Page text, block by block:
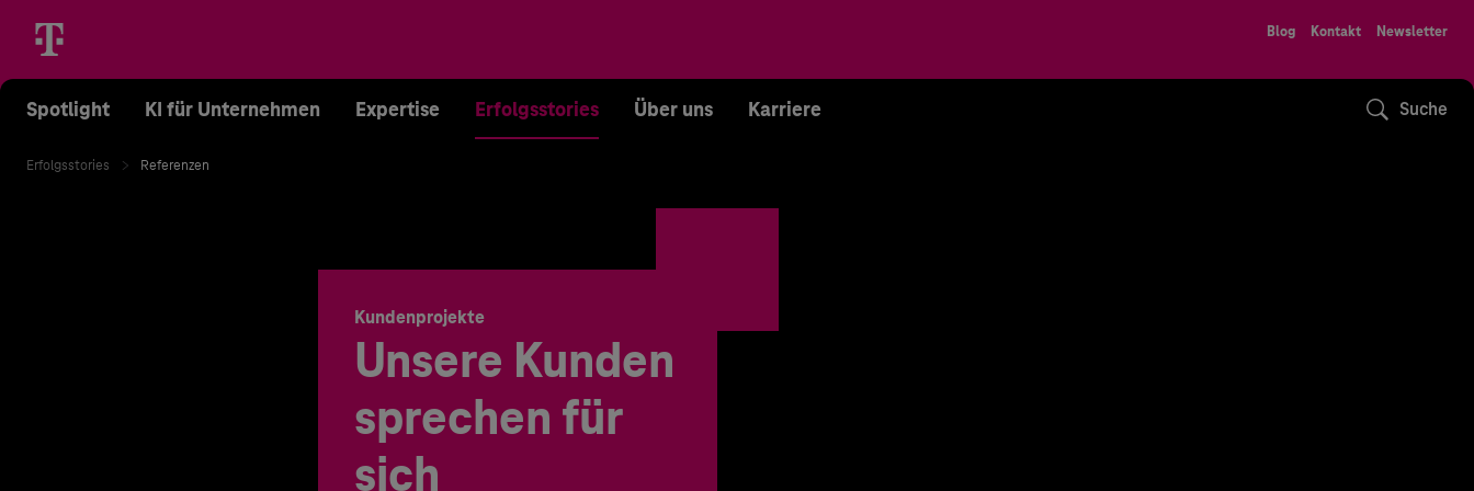
Blog Kontakt Newsletter
Spotlight KI für Unternehmen Expertise Erfolgsstories Über uns Karriere Suche
Erfolgsstories Referenzen
Kundenprojekte
Unsere Kunden
sprechen für
sich